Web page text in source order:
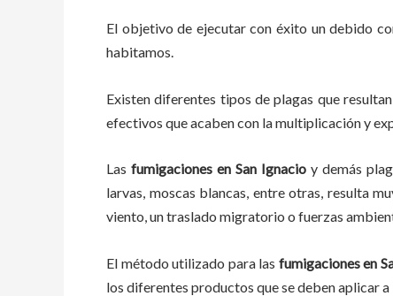
El objetivo de ejecutar con éxito un debido
habitamos.
Existen diferentes tipos de plagas que
efectivos que acaben con la multiplicación y
Las fumigaciones en San Ignacio y demás
larvas, moscas blancas, entre otras, resulta
viento, un traslado migratorio o fuerzas
El método utilizado para las fumigaciones en
los diferentes productos que se deben aplicar